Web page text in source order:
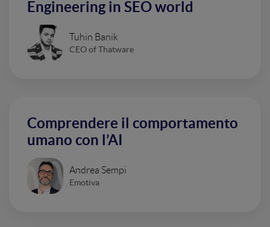
Engineering in SEO world
Tuhin Banik
CEO of Thatware
Comprendere il comportamento
umano con l’AI
Andrea Sempi
Emotiva